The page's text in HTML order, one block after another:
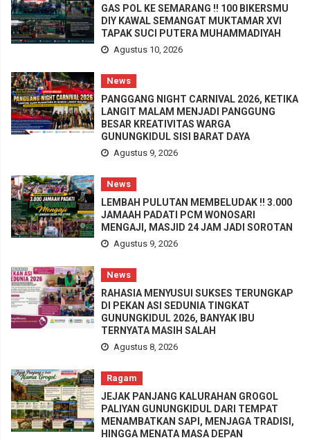
GAS POL KE SEMARANG !! 100 BIKERSMU
DIY KAWAL SEMANGAT MUKTAMAR XVI
TAPAK SUCI PUTERA MUHAMMADIYAH
Agustus 10, 2026
News
PANGGANG NIGHT CARNIVAL 2026, KETIKA
LANGIT MALAM MENJADI PANGGUNG
BESAR KREATIVITAS WARGA
GUNUNGKIDUL SISI BARAT DAYA
Agustus 9, 2026
News
LEMBAH PULUTAN MEMBELUDAK !! 3.000
JAMAAH PADATI PCM WONOSARI
MENGAJI, MASJID 24 JAM JADI SOROTAN
Agustus 9, 2026
News
RAHASIA MENYUSUI SUKSES TERUNGKAP
DI PEKAN ASI SEDUNIA TINGKAT
GUNUNGKIDUL 2026, BANYAK IBU
TERNYATA MASIH SALAH
Agustus 8, 2026
Ragam
JEJAK PANJANG KALURAHAN GROGOL
PALIYAN GUNUNGKIDUL DARI TEMPAT
MENAMBATKAN SAPI, MENJAGA TRADISI,
HINGGA MENATA MASA DEPAN